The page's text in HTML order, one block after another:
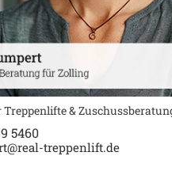
&
5460
treppenlift.de